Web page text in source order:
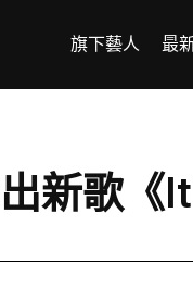
旗下藝人 最
新歌《